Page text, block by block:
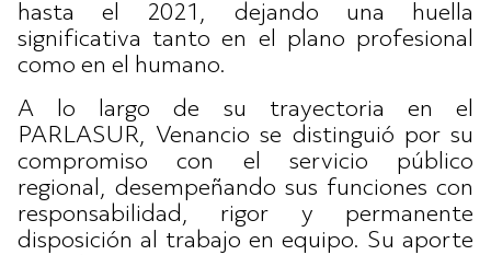
hasta el 2021, dejando una huella
significativa tanto en el plano profesional
como en el humano.
A lo largo de su trayectoria en el
PARLASUR, Venancio se distinguió por su
compromiso con el servicio público
regional, desempeñando sus funciones con
responsabilidad, rigor y permanente
disposición al trabajo en equipo. Su aporte